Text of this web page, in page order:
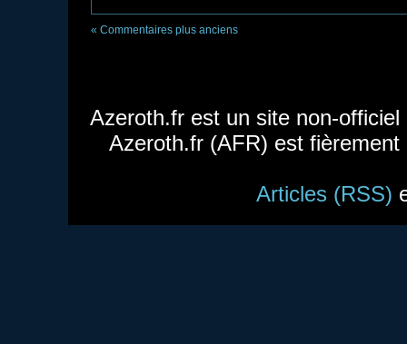
« Commentaires plus anciens
Azeroth.fr est un site non-
Azeroth.fr (AFR) est
Articles (RSS)